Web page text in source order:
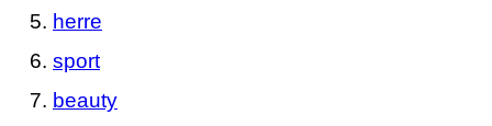
herre
sport
beauty